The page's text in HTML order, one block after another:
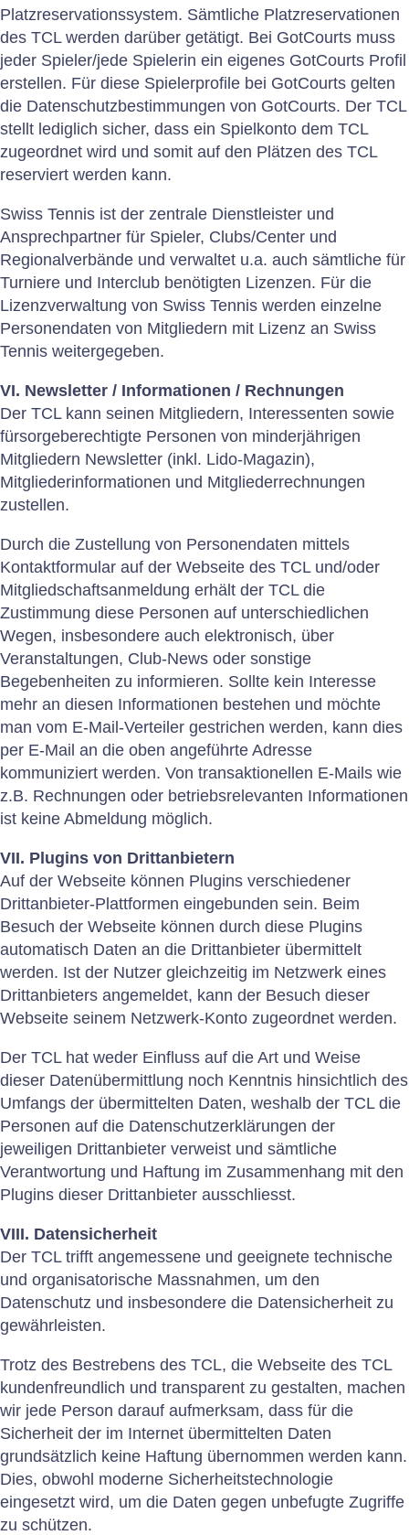
Platzreservationssystem. Sämtliche Platzreservationen
des TCL werden darüber getätigt. Bei GotCourts muss
jeder Spieler/jede Spielerin ein eigenes GotCourts Profil
erstellen. Für diese Spielerprofile bei GotCourts gelten
die Datenschutzbestimmungen von GotCourts. Der TCL
stellt lediglich sicher, dass ein Spielkonto dem TCL
zugeordnet wird und somit auf den Plätzen des TCL
reserviert werden kann.
Swiss Tennis ist der zentrale Dienstleister und
Ansprechpartner für Spieler, Clubs/Center und
Regionalverbände und verwaltet u.a. auch sämtliche für
Turniere und Interclub benötigten Lizenzen. Für die
Lizenzverwaltung von Swiss Tennis werden einzelne
Personendaten von Mitgliedern mit Lizenz an Swiss
Tennis weitergegeben.
VI. Newsletter / Informationen / Rechnungen
Der TCL kann seinen Mitgliedern, Interessenten sowie
fürsorgeberechtigte Personen von minderjährigen
Mitgliedern Newsletter (inkl. Lido-Magazin),
Mitgliederinformationen und Mitgliederrechnungen
zustellen.
Durch die Zustellung von Personendaten mittels
Kontaktformular auf der Webseite des TCL und/oder
Mitgliedschaftsanmeldung erhält der TCL die
Zustimmung diese Personen auf unterschiedlichen
Wegen, insbesondere auch elektronisch, über
Veranstaltungen, Club-News oder sonstige
Begebenheiten zu informieren. Sollte kein Interesse
mehr an diesen Informationen bestehen und möchte
man vom E-Mail-Verteiler gestrichen werden, kann dies
per E-Mail an die oben angeführte Adresse
kommuniziert werden. Von transaktionellen E-Mails wie
z.B. Rechnungen oder betriebsrelevanten Informationen
ist keine Abmeldung möglich.
VII. Plugins von Drittanbietern
Auf der Webseite können Plugins verschiedener
Drittanbieter-Plattformen eingebunden sein. Beim
Besuch der Webseite können durch diese Plugins
automatisch Daten an die Drittanbieter übermittelt
werden. Ist der Nutzer gleichzeitig im Netzwerk eines
Drittanbieters angemeldet, kann der Besuch dieser
Webseite seinem Netzwerk-Konto zugeordnet werden.
Der TCL hat weder Einfluss auf die Art und Weise
dieser Datenübermittlung noch Kenntnis hinsichtlich des
Umfangs der übermittelten Daten, weshalb der TCL die
Personen auf die Datenschutzerklärungen der
jeweiligen Drittanbieter verweist und sämtliche
Verantwortung und Haftung im Zusammenhang mit den
Plugins dieser Drittanbieter ausschliesst.
VIII. Datensicherheit
Der TCL trifft angemessene und geeignete technische
und organisatorische Massnahmen, um den
Datenschutz und insbesondere die Datensicherheit zu
gewährleisten.
Trotz des Bestrebens des TCL, die Webseite des TCL
kundenfreundlich und transparent zu gestalten, machen
wir jede Person darauf aufmerksam, dass für die
Sicherheit der im Internet übermittelten Daten
grundsätzlich keine Haftung übernommen werden kann.
Dies, obwohl moderne Sicherheitstechnologie
eingesetzt wird, um die Daten gegen unbefugte Zugriffe
zu schützen.